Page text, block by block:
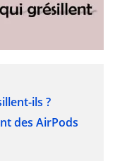
ils ?
des AirPods